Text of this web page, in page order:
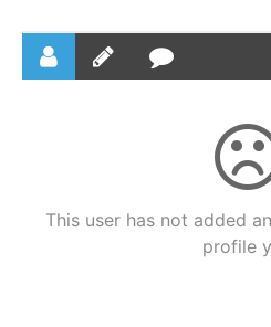
This user has not added
profile